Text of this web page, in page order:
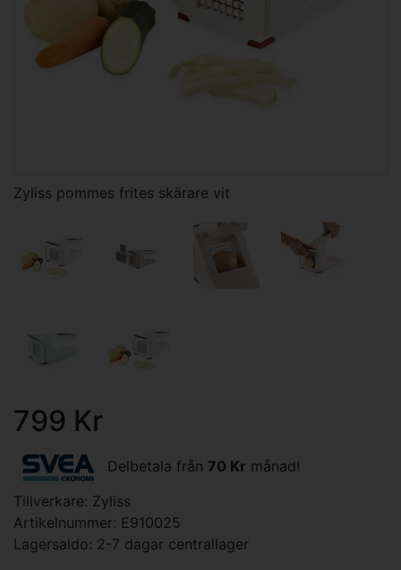
Zyliss pommes frites skärare vit
799 Kr
Delbetala från 70 Kr månad!
Tillverkare: Zyliss
Artikelnummer: E910025
Lagersaldo: 2-7 dagar centrallager